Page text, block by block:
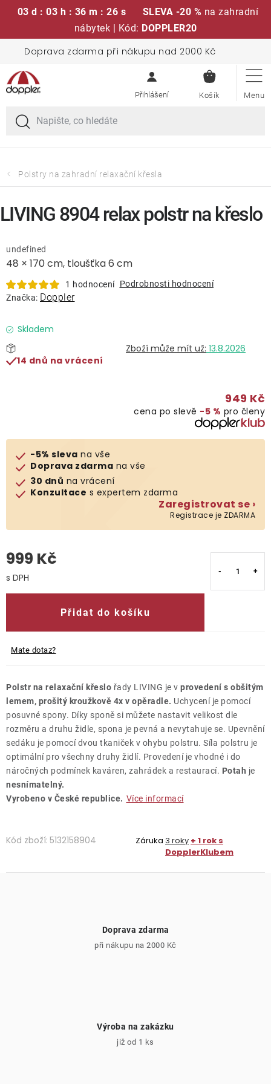
03 d : 03 h : 36 m : 25 s SLEVA -20 % na zahradní
nábytek | Kód: DOPPLER20
obsah
Doprava zdarma při nákupu nad 2000 Kč
KOŠÍK
Sedací soupravy
Slunečníky
Křesla a židle
Prodávané značky
Klub výhod
Naše katalogy
O nás
Kontakty
Polstry na zahradní relaxační křesla
48 × 170 cm, tloušťka 6 cm
undefined
1 hodnocení Podrobnosti hodnocení
Značka: Doppler
Skladem
13.8.2026
14 dnů na vrácení
949 Kč
cena po slevě −5 % pro členy
-5% sleva na vše
Doprava zdarma na vše
30 dnů na vrácení
Konzultace s expertem zdarma
Zaregistrovat se ›
Registrace je ZDARMA
999 Kč
Přidat do košíku
Mate dotaz?
Polstr na relaxační křeslo řady LIVING je v provedení s obšitým
lemem, prošitý kroužkově 4x v opěradle. Uchycení je pomocí
posuvné spony. Díky sponě si můžete nastavit velikost dle
rozměru a druhu židle, spona je pevná a nevytahuje se. Upevnění
sedáku je pomocí dvou tkaniček v ohybu polstru. Síla polstru je
optimální pro všechny druhy židlí. Provedení je vhodné i do
náročných podmínek kaváren, zahrádek a restaurací. Potah je
nesnímatelný.
Vyrobeno v České republice. Více informací
Kód zboží: 5132158904 Záruka 3 roky + 1 rok s
DopplerKlubem
LIVING 8904 relax polstr na křeslo
Doprava zdarma
při nákupu na 2000 Kč
Výroba na zakázku
již od 1 ks